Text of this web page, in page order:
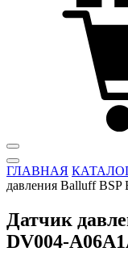
ГЛАВНАЯ
давления Balluff
Датчик
DV004-